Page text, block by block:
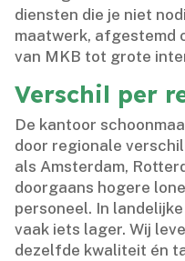
diensten die je niet
maatwerk, afgestemd
van MKB tot grote
Verschil per
De kantoor
door regionale
als Amsterdam,
doorgaans hogere
personeel.​ In
vaak iets lager.​ Wij
dezelfde kwaliteit én